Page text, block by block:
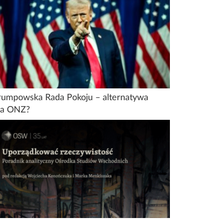
Rada Pokoju – alternatywa
ONZ?